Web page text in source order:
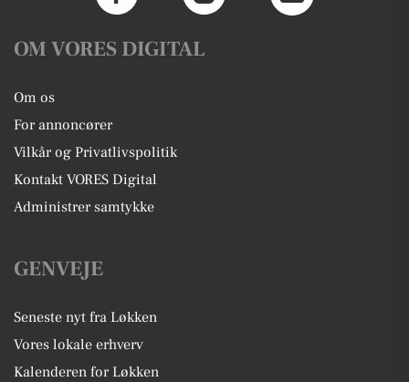
OM VORES DIGITAL
Om os
For annoncører
Vilkår og Privatlivspolitik
Kontakt VORES Digital
Administrer samtykke
GENVEJE
Seneste nyt fra Løkken
Vores lokale erhverv
Kalenderen for Løkken